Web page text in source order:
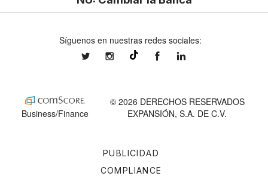
PUBLICIDAD
COMPLIANCE
Síguenos en nuestras redes sociales:
expansionmxexpansionmx ExpansionMex
Business/Finance
© 2026 DERECHOS RESERVADOS
EXPANSIÓN, S.A. DE C.V.